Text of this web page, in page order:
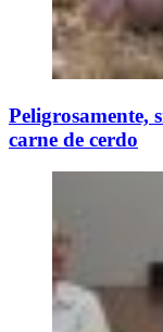
Peligrosamente,
carne de cerdo